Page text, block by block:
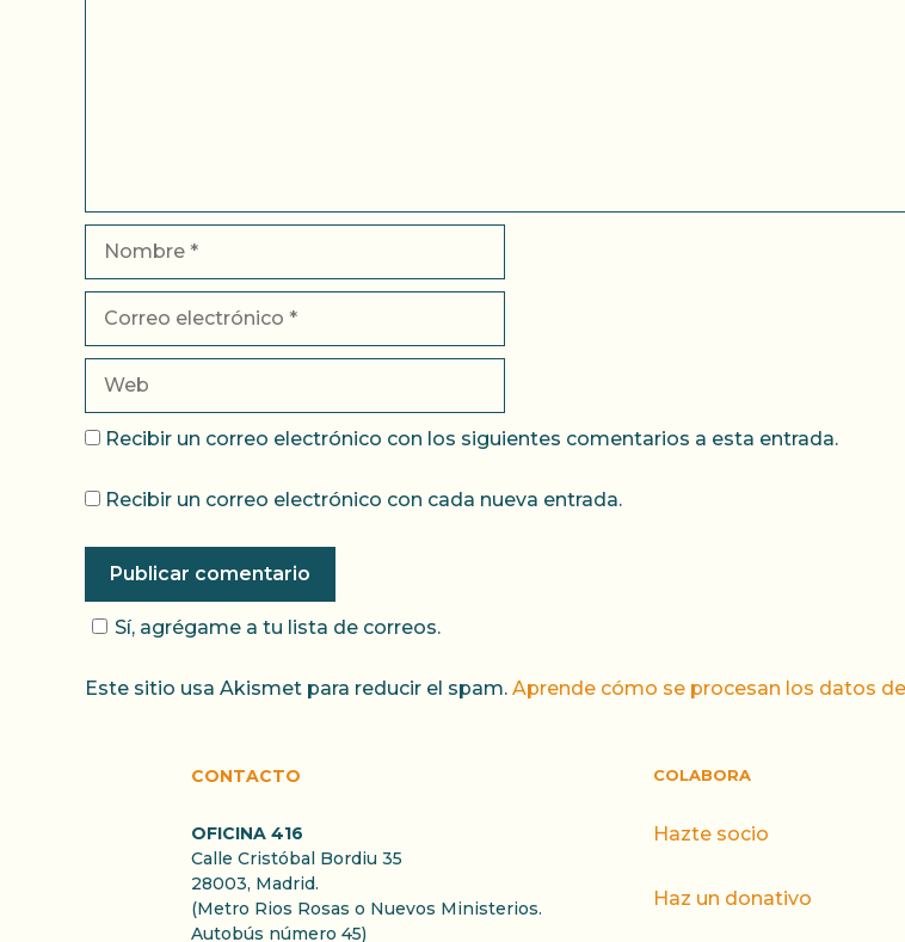
electrónico
Recibir un correo electrónico con los siguientes comentarios a esta entrada.
Recibir un correo electrónico con cada nueva entrada.
Sí, agrégame a tu lista de correos.
Este sitio usa Akismet para reducir el spam. Aprende cómo se procesan los datos
CONTACTO
OFICINA 416
Calle Cristóbal Bordiu 35
28003, Madrid.
(Metro Rios Rosas o Nuevos Ministerios.
Autobús número 45)
COLABORA
Hazte socio
Haz un donativo